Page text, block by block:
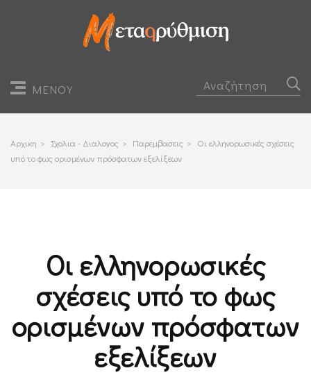
ΜΕΝΟΥ
Αρχικη > Σχολια - Διαλογος > Παρεμβασεις > Οι ελληνορωσικές σχέσεις
υπό το φως ορισμένων πρόσφατων εξελίξεων
Οι ελληνορωσικές
σχέσεις υπό το φως
ορισμένων πρόσφατων
εξελίξεων